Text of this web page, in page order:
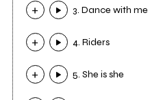
3. Dance with me
4. Riders
5. She is she